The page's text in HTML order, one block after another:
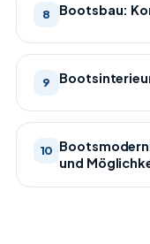
8 Bootsbau:
9
10
und